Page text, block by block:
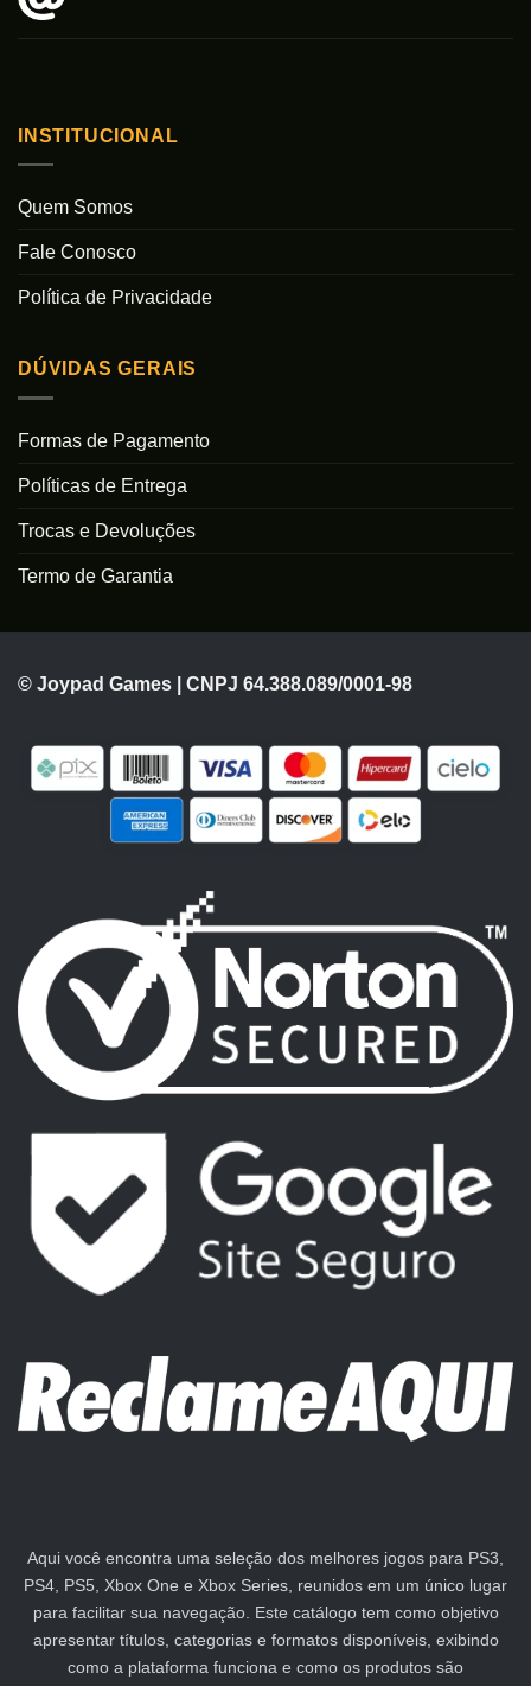
INSTITUCIONAL
Quem Somos
Fale Conosco
Política de Privacidade
DÚVIDAS GERAIS
Formas de Pagamento
Políticas de Entrega
Trocas e Devoluções
Termo de Garantia
© Joypad Games | CNPJ 64.388.089/0001-98
Aqui você encontra uma seleção dos melhores jogos para PS3,
PS4, PS5, Xbox One e Xbox Series, reunidos em um único lugar
para facilitar sua navegação. Este catálogo tem como objetivo
apresentar títulos, categorias e formatos disponíveis, exibindo
como a plataforma funciona e como os produtos são